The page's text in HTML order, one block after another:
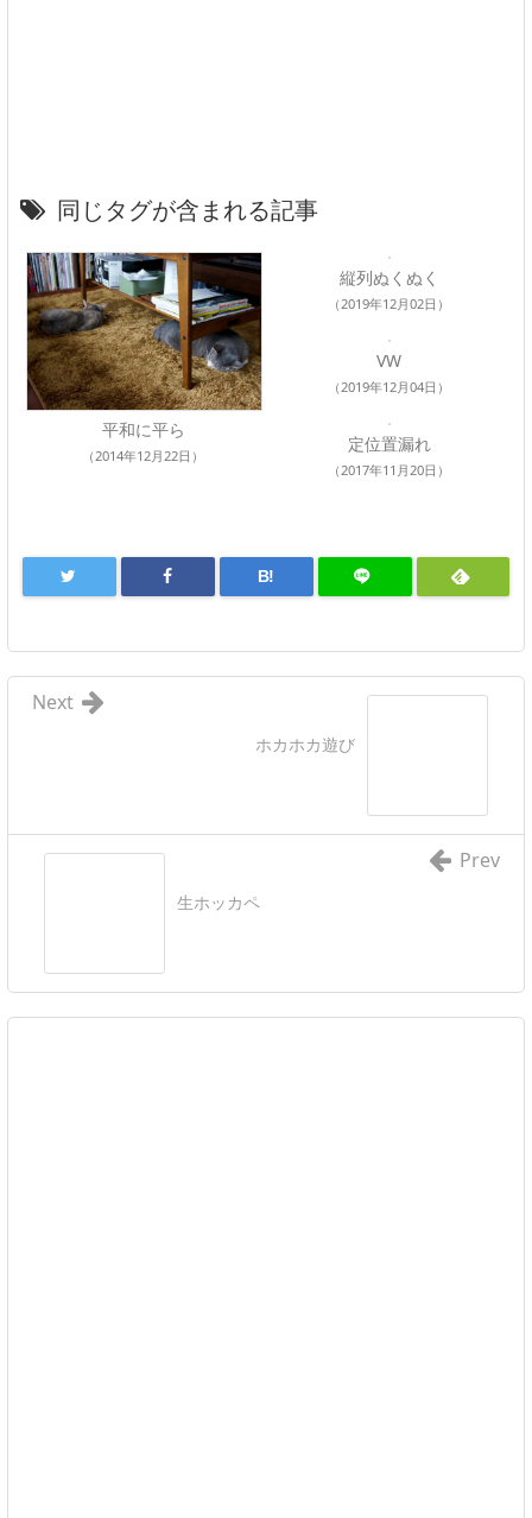
同じタグが含まれる記事
平和に平ら
（2014年12月22日）
縦列ぬくぬく
（2019年12月02日）
VW
（2019年12月04日）
定位置漏れ
（2017年11月20日）
B!
ホカホカ遊び
Next
生ホッカペ
Prev